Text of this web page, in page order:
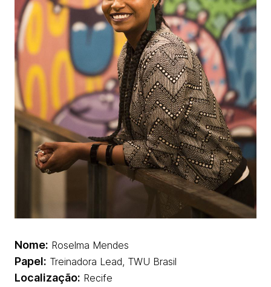
Nome: Roselma Mendes
Papel: Treinadora Lead, TWU Brasil
Localização: Recife